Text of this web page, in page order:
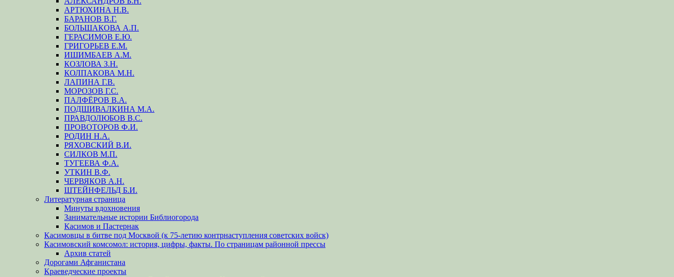
АРТЮХИНА Н.В.
БАРАНОВ В.Г.
БОЛЬШАКОВА А.П.
ГЕРАСИМОВ Е.Ю.
ГРИГОРЬЕВ Е.М.
ИШИМБАЕВ А.М.
КОЗЛОВА З.Н.
КОЛПАКОВА М.Н.
ЛАПИНА Г.В.
МОРОЗОВ Г.С.
ПАЛФЁРОВ В.А.
ПОДШИВАЛКИНА М.А.
ПРАВДОЛЮБОВ В.С.
ПРОВОТОРОВ Ф.И.
РОДИН Н.А.
РЯХОВСКИЙ В.И.
СИЛКОВ М.П.
ТУГЕЕВА Ф.А.
УТКИН В.Ф.
ЧЕРВЯКОВ А.Н.
ШТЕЙНФЕЛЬД Б.И.
Литературная страница
Минуты вдохновения
Занимательные истории Библиогорода
Касимов и Пастернак
Касимовцы в битве под Москвой (к 75-летию контрнаступления советских войск)
Касимовский комсомол: история, цифры, факты. По страницам районной прессы
Архив статей
Дорогами Афганистана
Краеведческие проекты